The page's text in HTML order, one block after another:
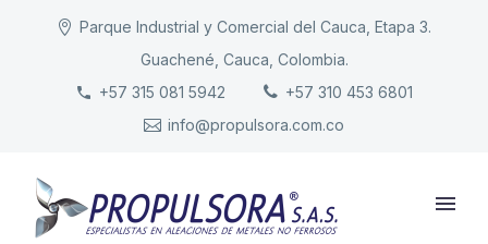
Parque Industrial y Comercial del Cauca, Etapa 3.
Guachené, Cauca, Colombia.
+57 315 081 5942
+57 310 453 6801
info@propulsora.com.co
INICIO
PRODUCTOS